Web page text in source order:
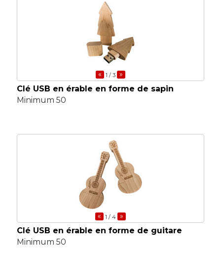
« 1 / 3 »
Clé USB en érable en forme de sapin
Minimum 50
« 1 / 4 »
Clé USB en érable en forme de guitare
Minimum 50